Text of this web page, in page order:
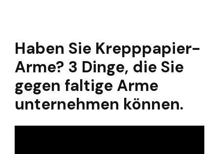
Haben Sie Krepppapier-
Arme? 3 Dinge, die Sie
gegen faltige Arme
unternehmen können.